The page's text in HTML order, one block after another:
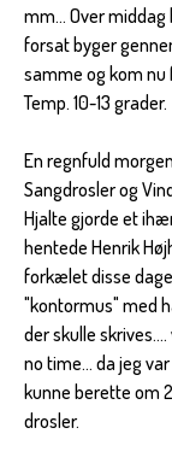
mm... Over
forsat byger
samme og kom nu
Temp. 10-13 grader.
En regnfuld
Sangdrosler og
Hjalte gjorde et
hentede Henrik
forkælet disse
"kontormus" med
der skulle
no time... da jeg
kunne berette om
drosler.